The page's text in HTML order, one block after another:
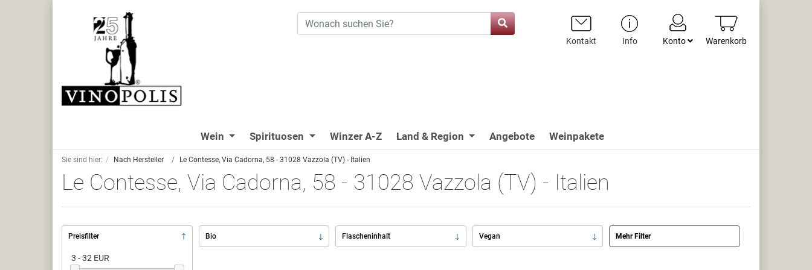
Warenkorb
Konto
Info
Kontakt
Wein Spirituosen Winzer A-Z Land & Region Angebote Weinpakete
Sie sind hier: Nach Hersteller Le Contesse, Via Cadorna, 58 - 31028 Vazzola (TV) - Italien
Le Contesse, Via Cadorna, 58 - 31028 Vazzola (TV) - Italien
Preisfilter
3 - 32 EUR
Bio Flascheninhalt Vegan Mehr Filter